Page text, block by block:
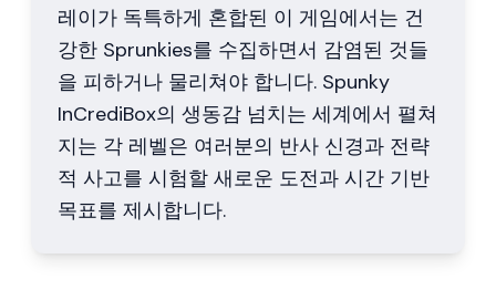
레이가 독특하게 혼합된 이 게임에서는 건
강한 Sprunkies를 수집하면서 감염된 것들
을 피하거나 물리쳐야 합니다. Spunky
InCrediBox의 생동감 넘치는 세계에서 펼쳐
지는 각 레벨은 여러분의 반사 신경과 전략
적 사고를 시험할 새로운 도전과 시간 기반
목표를 제시합니다.